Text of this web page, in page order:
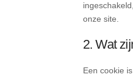
onze site.
2. Wat
Een cookie